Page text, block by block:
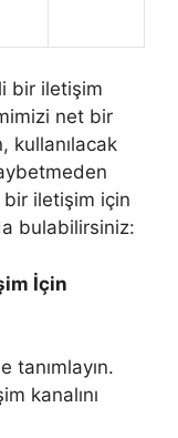
bir iletişim
net bir
kullanılacak
bir iletişim için
bulabilirsiniz:
İçin
tanımlayın.
kanalını